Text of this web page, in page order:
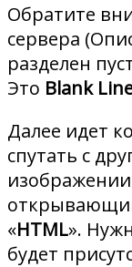
Обратите
сервера
разделен
Это Blank
Далее идет
спутать с
«HTML».
будет